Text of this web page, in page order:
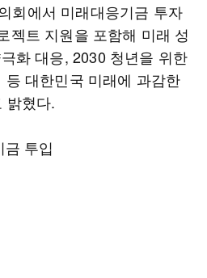
회에서 미래대응기금 투자
젝트 지원을 포함해 미래 성
화 대응, 2030 청년을 위한
등 대한민국 미래에 과감한
밝혔다.
투입